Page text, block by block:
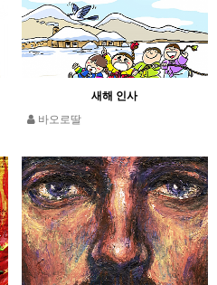
새해 인사
바오로딸